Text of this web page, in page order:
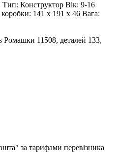
Тип: Конструктор Вік: 9-16
коробки: 141 x 191 x 46 Вага:
11508, деталей 133,
за тарифами перевізника